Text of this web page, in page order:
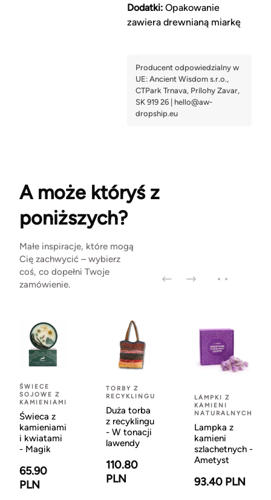
Dodatki:Opakowanie
zawiera drewnianą miarkę
A może któryś z
poniższych?
Małe inspiracje, które mogą
Cię zachwycić – wybierz
coś, co dopełni Twoje
zamówienie.
ŚWIECE
SOJOWE Z
KAMIENIAMI
Świeca z
kamieniami
i kwiatami
- Magik
65.90
PLN
TORBY Z
RECYKLINGU
Duża torba
z recyklingu
- W tonacji
lawendy
110.80
PLN
LAMPKI Z
KAMIENI
NATURALNYCH
Lampka z
kamieni
szlachetnych -
Ametyst
93.40 PLN